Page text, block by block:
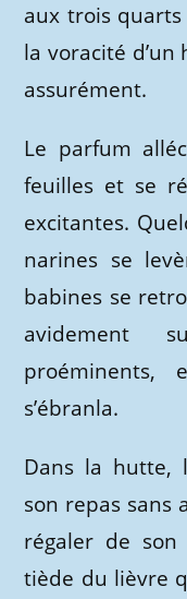
aux trois
la voracité d’un
assurément.
Le parfum
feuilles et se
excitantes.
narines se
babines se
avidement
proéminents,
s’ébranla.
Dans la hutte,
son repas sans
régaler de
tiède du lièvre